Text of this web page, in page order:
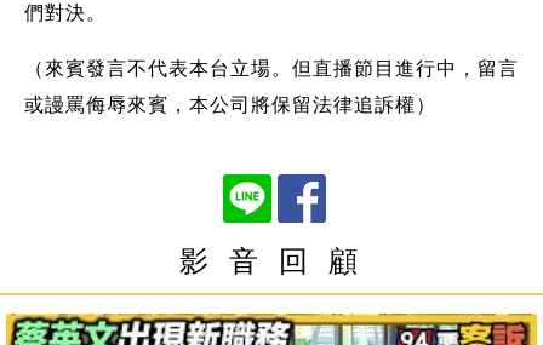
們對決。
（來賓發言不代表本台立場。但直播節目進行中，留言
或謾罵侮辱來賓，本公司將保留法律追訴權）
影 音 回 顧